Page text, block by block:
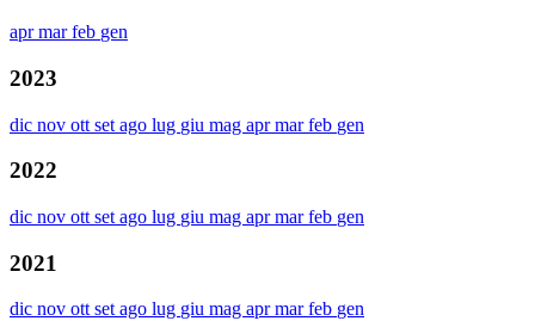
aprmarfeb gen
2023
dic nov ott set ago lug giu mag aprmarfeb gen
2022
dic nov ott set ago lug giu mag aprmarfeb gen
2021
dic nov ottsetago lug giu mag aprmarfeb gen